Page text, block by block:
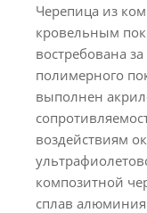
Черепица из
кровельным
востребована
полимерного
выполнен
воздействиям
композитной
сплав